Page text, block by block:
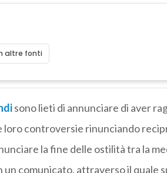
altre fonti
sono lieti di annunciare di aver
loro controversie rinunciando
la fine delle ostilità tra la
comunicato, attraverso il quale